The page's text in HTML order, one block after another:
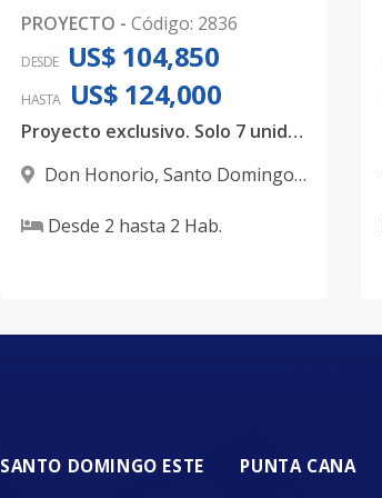
PROYECTO - Código: 2836
DESDE US$ 104,850
HASTA US$ 124,000
Proyecto exclusivo. Solo 7 unidades disponibles. ⁣
Don Honorio, Santo Domingo
Desde 2 hasta 2 Hab.
SANTO DOMINGO ESTE PUNTA CANA